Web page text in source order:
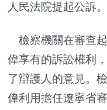
人民法院提起公訴。
檢察機關在審查
偉享有的訴訟權利
了辯護人的意見。
偉利用擔任遼寧省